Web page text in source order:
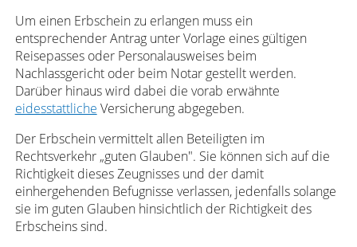
Um einen Erbschein zu erlangen muss ein
entsprechender Antrag unter Vorlage eines gültigen
Reisepasses oder Personalausweises beim
Nachlassgericht oder beim Notar gestellt werden.
Darüber hinaus wird dabei die vorab erwähnte
eidesstattliche Versicherung abgegeben.
Der Erbschein vermittelt allen Beteiligten im
Rechtsverkehr „guten Glauben". Sie können sich auf die
Richtigkeit dieses Zeugnisses und der damit
einhergehenden Befugnisse verlassen, jedenfalls solange
sie im guten Glauben hinsichtlich der Richtigkeit des
Erbscheins sind.